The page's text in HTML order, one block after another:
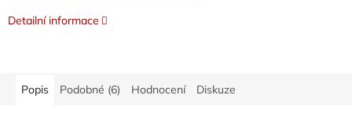
Detailní informace
Popis Podobné (6) Hodnocení Diskuze